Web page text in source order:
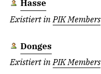
Hasse
Existiert inPIK Members
Donges
Existiert inPIK Members